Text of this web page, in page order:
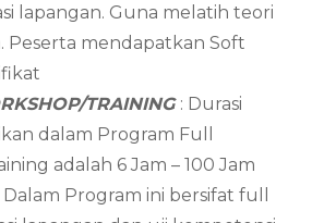
lapangan. Guna melatih teori
Peserta mendapatkan Soft
TRAINING : Durasi
dalam Program Full
adalah 6 Jam – 100 Jam
Program ini bersifat full